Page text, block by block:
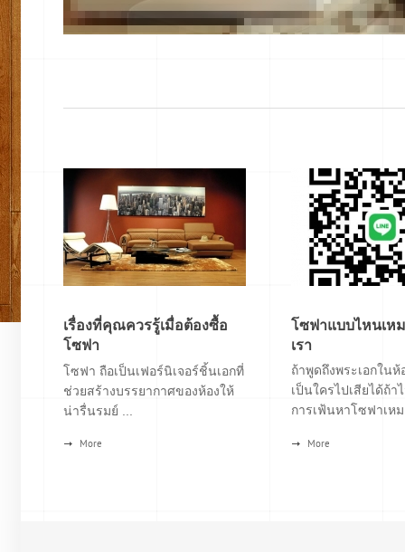
เรื่องที่คุณควรรู้เมื่อต้องซื้อ
โซฟา
โซฟา ถือเป็นเฟอร์นิเจอร์ชิ้นเอกที่
ช่วยสร้างบรรยากาศของห้องให้
น่ารื่นรมย์ ...
More
โซฟาแบบไหนเห
เรา
ถ้าพูดถึงพระเอกในห้
เป็นใครไปเสียได้ถ้า
การเฟ้นหาโซฟาเหม
More